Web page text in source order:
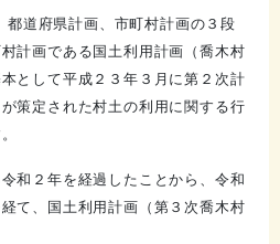
都道府県計画、市町村計画の３段
計画である国土利用計画（喬木村
として平成２３年３月に第２次計
策定された村土の利用に関する行
和２年を経過したことから、令和
て、国土利用計画（第３次喬木村